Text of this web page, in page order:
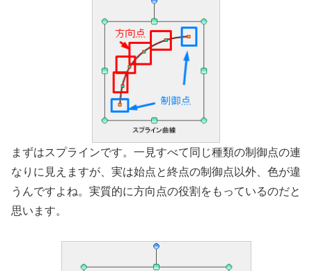
まずはスプラインです。一見すべて同じ種類の制御点の連
なりに見えますが、実は始点と終点の制御点以外、色が違
うんですよね。実質的に方向点の役割をもっているのだと
思います。